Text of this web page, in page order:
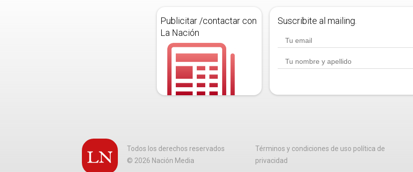
Publicitar /contactar con
La Nación
Suscribite al mailing.
Todos los derechos reservados
© 2026 Nación Media
Términos y condiciones de uso política de
privacidad